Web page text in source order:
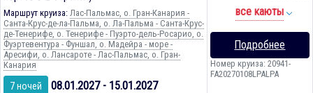
Маршрут круиза: Лас-Пальмас, о. Гран-Канария -
Санта-Крус-де-ла-Пальма, о. Ла-Пальма - Санта-Крус-
де-Тенерифе, о. Тенерифе - Пуэрто-дель-Росарио, о.
Фуэртевентура - Фуншал, о. Мадейра - море -
Аресифи, о. Лансароте - Лас-Пальмас, о. Гран-
Канария
7 ночей 08.01.2027 - 15.01.2027
все каюты
Подробнее
Номер круиза: 20941-
FA20270108LPALPA